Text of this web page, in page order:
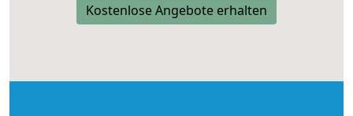
Kostenlose Angebote erhalten